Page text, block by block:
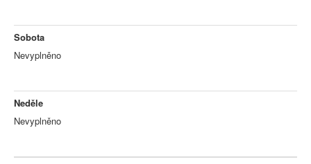
Sobota
Nevyplněno
Neděle
Nevyplněno